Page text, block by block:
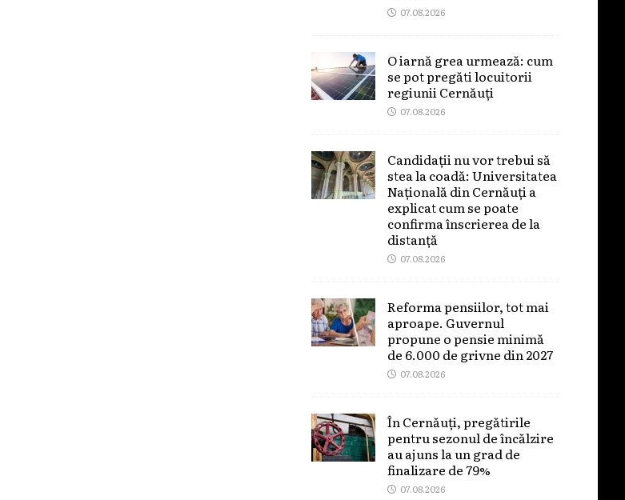
07.08.2026
O iarnă grea urmează: cum
se pot pregăti locuitorii
regiunii Cernăuți
07.08.2026
Candidații nu vor trebui să
stea la coadă: Universitatea
Națională din Cernăuți a
explicat cum se poate
confirma înscrierea de la
distanță
07.08.2026
Reforma pensiilor, tot mai
aproape. Guvernul
propune o pensie minimă
de 6.000 de grivne din 2027
07.08.2026
În Cernăuți, pregătirile
pentru sezonul de încălzire
au ajuns la un grad de
finalizare de 79%
07.08.2026